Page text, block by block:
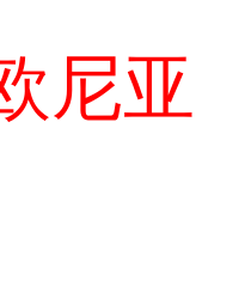
尼亚